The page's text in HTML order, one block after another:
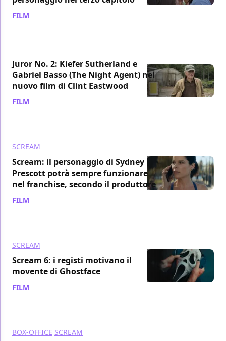
FILM
Juror No. 2: Kiefer Sutherland e
Gabriel Basso (The Night Agent) nel
nuovo film di Clint Eastwood
FILM
SCREAM
Scream: il personaggio di Sydney
Prescott potrà sempre funzionare
nel franchise, secondo il produttore
FILM
SCREAM
Scream 6: i registi motivano il
movente di Ghostface
FILM
BOX-OFFICE SCREAM